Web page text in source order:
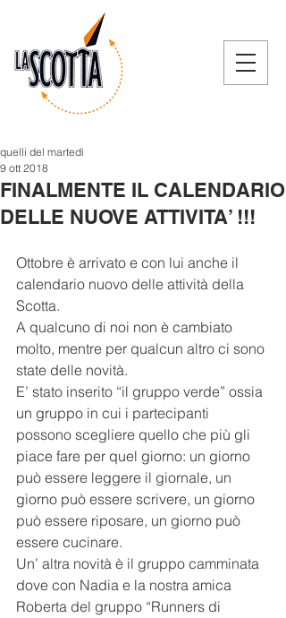
FINALMENTE IL CALENDARIO
DELLE NUOVE ATTIVITA’ !!!
quelli del martedì
9 ott 2018
Ottobre è arrivato e con lui anche il
calendario nuovo delle attività della
Scotta.
A qualcuno di noi non è cambiato
molto, mentre per qualcun altro ci sono
state delle novità.
E’ stato inserito “il gruppo verde” ossia
un gruppo in cui i partecipanti
possono scegliere quello che più gli
piace fare per quel giorno: un giorno
può essere leggere il giornale, un
giorno può essere scrivere, un giorno
può essere riposare, un giorno può
essere cucinare.
Un’ altra novità è il gruppo camminata
dove con Nadia e la nostra amica
Roberta del gruppo “Runners di